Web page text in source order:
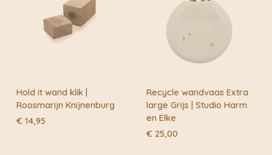
dromerige wereld die zich voor je openstelt zodra je
haar werk ziet!
Hold it wand klik |
Roosmarijn Knijnenburg
€ 14,95
Recycle wandvaas Extra
large Grijs | Studio Harm
en Elke
€ 25,00